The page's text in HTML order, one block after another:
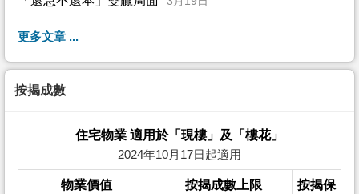
更多文章 ...
按揭成數
住宅物業 適用於「現樓」及「樓花」
2024年10月17日起適用
物業價值 按揭成數上限
按揭保